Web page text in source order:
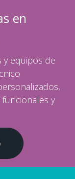
en
y equipos de
funcionales y